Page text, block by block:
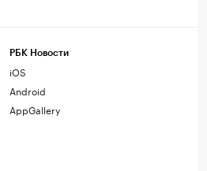
РБК Новости
iOS
Android
AppGallery